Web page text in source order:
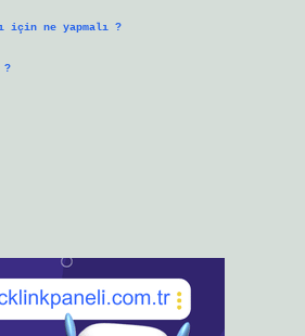
için ne yapmalı ?
?